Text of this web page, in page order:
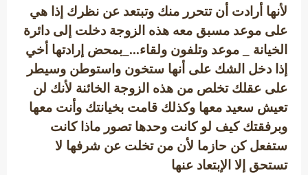
لأنها أرادت أن تتحرر منك وتبتعد عن نظرك إذا هي
على موعد مسبق معه هذه الزوجة دخلت إلى دائرة
الخيانة _ موعد وتلفون ولقاء..._بمحض إرادتها أخي
إذا دخل الشك على أنها ستخون واستوطن وسيطر
على عقلك تخلص من هذه الزوجة الخائنة لأنك لن
تعيش سعيد معها وكذلك قامت بخيانتك وأنت معها
وبرفقتك كيف لو كانت وحدها تصور ماذا كانت
ستفعل كن حازما لأن من تخلت عن شرفها لا
تستحق إلا الإبتعاد عنها